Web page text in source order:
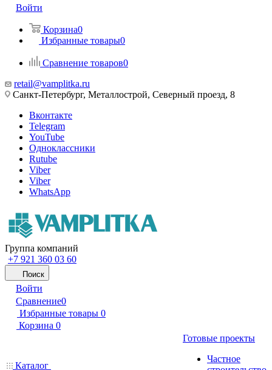
Войти
Корзина0
Избранные товары0
Сравнение товаров0
retail@vamplitka.ru
Санкт-Петербург, Металлострой, Северный проезд, 8
Вконтакте
Telegram
YouTube
Одноклассники
Rutube
Viber
Viber
WhatsApp
Группа компаний
+7 921 360 03 60
Поиск
Войти
Сравнение0
Избранные товары 0
Корзина 0
Каталог
Готовые проекты
Частное